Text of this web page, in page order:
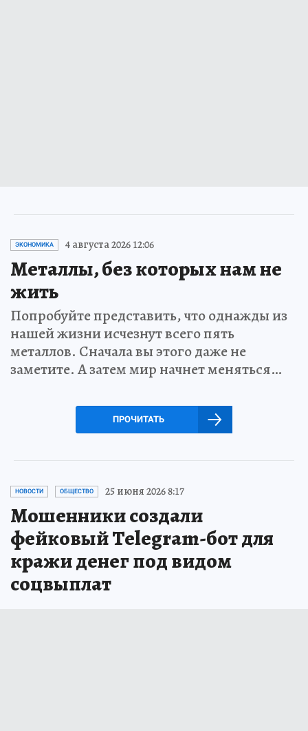
ЭКОНОМИКА 4 августа 2026 12:06
Металлы, без которых нам не
жить
Попробуйте представить, что однажды из
нашей жизни исчезнут всего пять
металлов. Сначала вы этого даже не
заметите. А затем мир начнет меняться…
ПРОЧИТАТЬ
НОВОСТИ ОБЩЕСТВО 25 июня 2026 8:17
Мошенники создали
фейковый Telegram-бот для
кражи денег под видом
соцвыплат